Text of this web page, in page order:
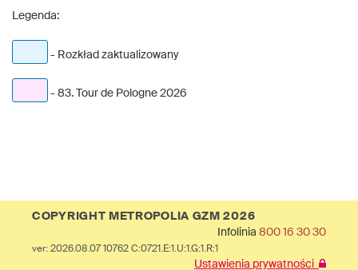
Legenda:
- Rozkład zaktualizowany
- 83. Tour de Pologne 2026
COPYRIGHT METROPOLIA GZM 2026
Infolinia 800 16 30 30
ver: 2026.08.07 10762 C:0721.E:1.U:1.G:1.R:1
Ustawienia prywatności